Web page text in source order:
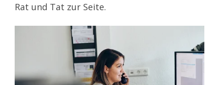
Rat und Tat zur Seite.